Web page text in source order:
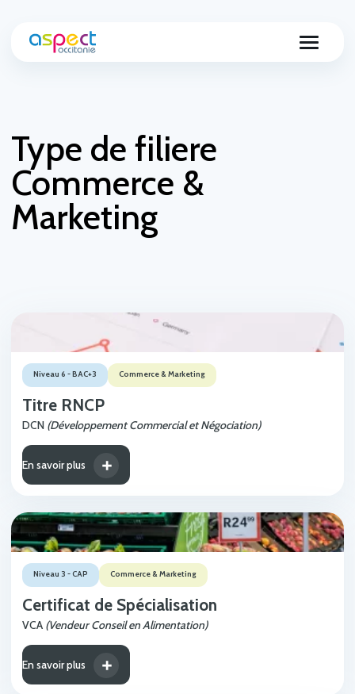
Type de filiere
Commerce &
Marketing
DCN (Développement Commercial et Négociation)
Titre RNCP
Niveau 6 - BAC+3 Commerce & Marketing
En savoir plus
VCA (Vendeur Conseil en Alimentation)
Certificat de Spécialisation
Niveau 3 - CAP Commerce & Marketing
En savoir plus